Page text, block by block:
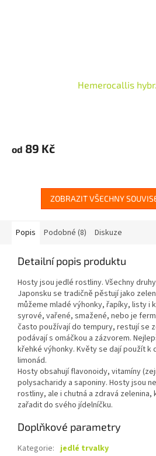
Hemerocallis
od 89 Kč
ZOBRAZIT VŠECHNY
Popis Podobné (8) Diskuze
Detailní popis produktu
Hosty jsou jedlé rostliny. Všechny
Japonsku se tradičně pěstují jako
můžeme mladé výhonky, řapíky, listy i
syrové, vařené, smažené, nebo je
často používají do tempury, restují se
podávají s omáčkou a zázvorem.
křehké výhonky. Květy se dají použít k
limonád.
Hosty obsahují flavonoidy, vitamíny
polysacharidy a saponiny. Hosty jsou
rostliny, ale i chutná a zdravá
zařadit do svého jídelníčku.
Doplňkové parametry
Kategorie: jedlé trvalky